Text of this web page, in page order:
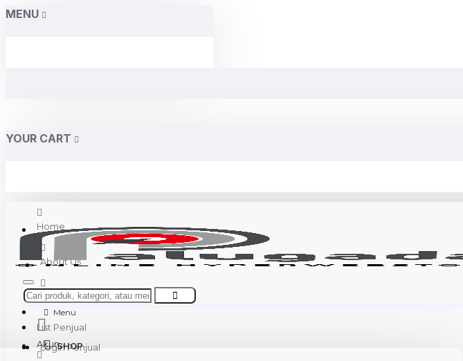
MENU
YOUR CART
Home
About Us
Contact
List Penjual
Login Penjual
Akun
Menu
SHOP